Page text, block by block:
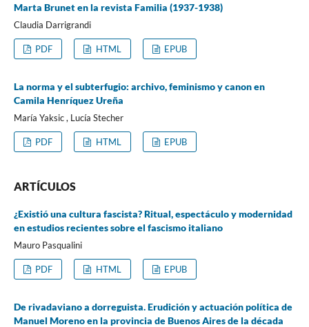
Marta Brunet en la revista Familia (1937-1938)
Claudia Darrigrandi
PDF HTML EPUB
La norma y el subterfugio: archivo, feminismo y canon en
Camila Henríquez Ureña
María Yaksic , Lucía Stecher
PDF HTML EPUB
ARTÍCULOS
¿Existió una cultura fascista? Ritual, espectáculo y modernidad
en estudios recientes sobre el fascismo italiano
Mauro Pasqualini
PDF HTML EPUB
De rivadaviano a dorreguista. Erudición y actuación política de
Manuel Moreno en la provincia de Buenos Aires de la década